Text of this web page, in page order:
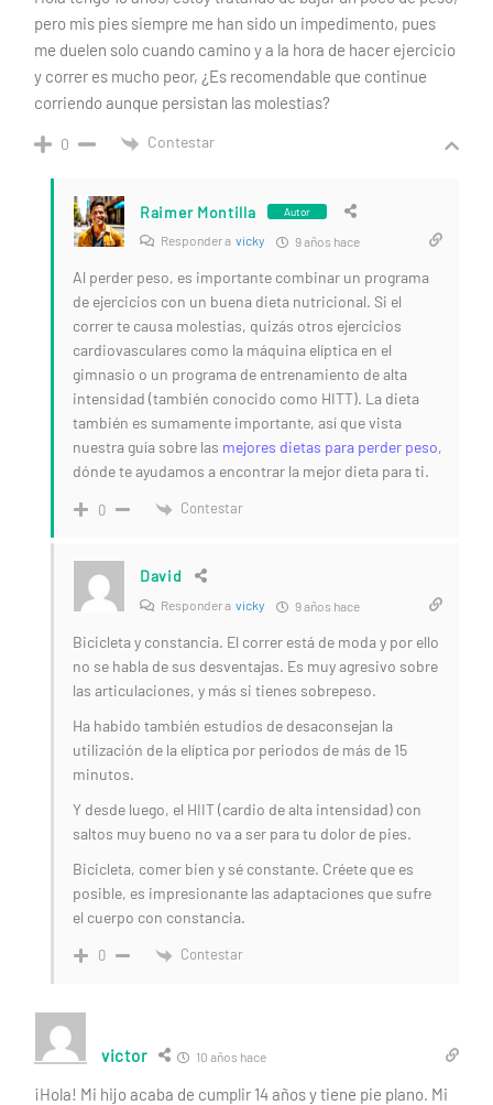
pero mis pies siempre me han sido un impedimento, pues
me duelen solo cuando camino y a la hora de hacer ejercicio
y correr es mucho peor, ¿Es recomendable que continue
corriendo aunque persistan las molestias?
0 Contestar
Raimer Montilla Autor
Responder a vicky 9 años hace
Al perder peso, es importante combinar un programa
de ejercicios con un buena dieta nutricional. Si el
correr te causa molestias, quizás otros ejercicios
cardiovasculares como la máquina elíptica en el
gimnasio o un programa de entrenamiento de alta
intensidad (también conocido como HITT). La dieta
también es sumamente importante, así que vista
nuestra guía sobre las mejores dietas para perder peso,
dónde te ayudamos a encontrar la mejor dieta para ti.
0 Contestar
David
Responder a vicky 9 años hace
Bicicleta y constancia. El correr está de moda y por ello
no se habla de sus desventajas. Es muy agresivo sobre
las articulaciones, y más si tienes sobrepeso.
Ha habido también estudios de desaconsejan la
utilización de la elíptica por periodos de más de 15
minutos.
Y desde luego, el HIIT (cardio de alta intensidad) con
saltos muy bueno no va a ser para tu dolor de pies.
Bicicleta, comer bien y sé constante. Créete que es
posible, es impresionante las adaptaciones que sufre
el cuerpo con constancia.
0 Contestar
victor 10 años hace
¡Hola! Mi hijo acaba de cumplir 14 años y tiene pie plano. Mi